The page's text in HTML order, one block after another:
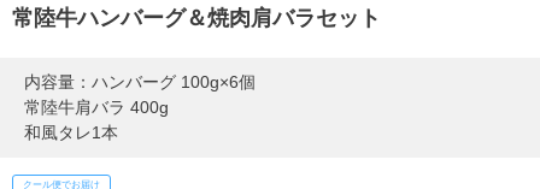
イイジマとは
すき焼き
しゃぶしゃぶ
常陸牛ハンバーグ＆焼肉肩バラセット
内容量：ハンバーグ 100g×6個
常陸牛肩バラ 400g
和風タレ1本
クール便でお届け